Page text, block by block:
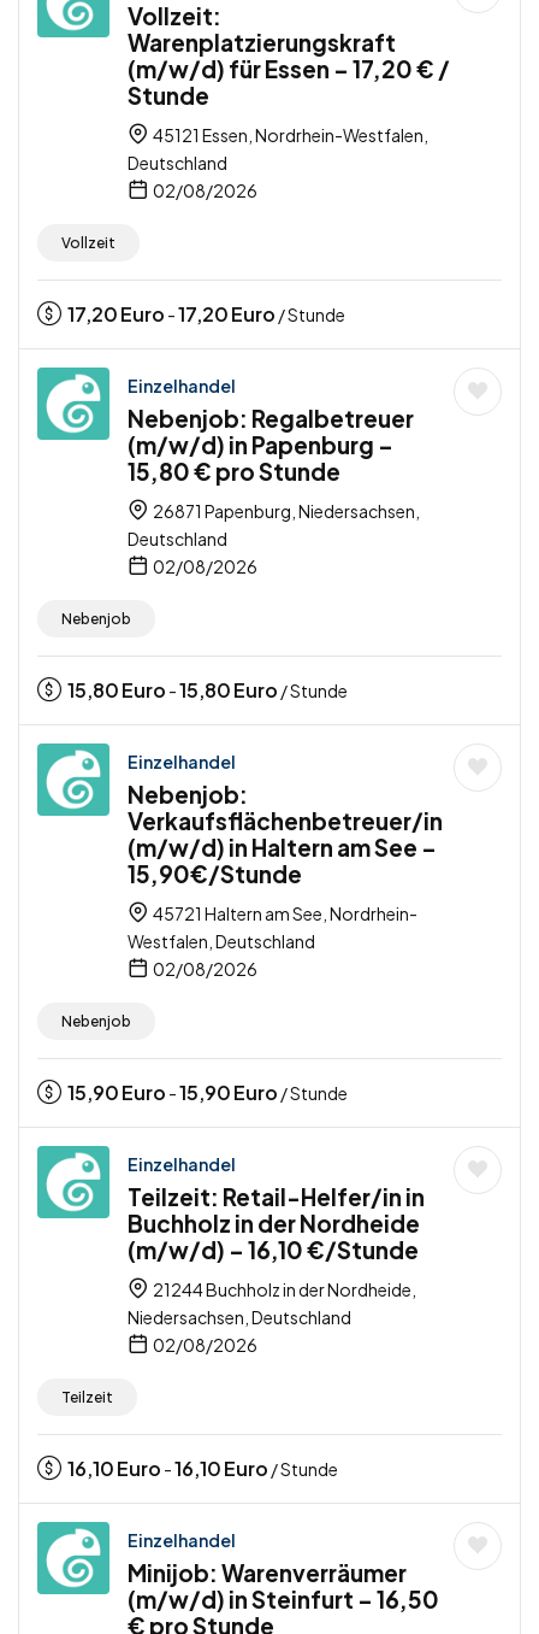
Vollzeit:
Warenplatzierungskraft
(m/w/d) für Essen – 17,20 € /
Stunde
45121 Essen, Nordrhein-Westfalen,
Deutschland
02/08/2026
Vollzeit
17,20Euro -17,20Euro / Stunde
Einzelhandel
Nebenjob: Regalbetreuer
(m/w/d) in Papenburg –
15,80 € pro Stunde
26871 Papenburg, Niedersachsen,
Deutschland
02/08/2026
Nebenjob
15,80Euro -15,80Euro / Stunde
Einzelhandel
Nebenjob:
Verkaufsflächenbetreuer/in
(m/w/d) in Haltern am See –
15,90€/Stunde
45721 Haltern am See, Nordrhein-
Westfalen, Deutschland
02/08/2026
Nebenjob
15,90Euro -15,90Euro / Stunde
Einzelhandel
Teilzeit: Retail-Helfer/in in
Buchholz in der Nordheide
(m/w/d) – 16,10 €/Stunde
21244 Buchholz in der Nordheide,
Niedersachsen, Deutschland
02/08/2026
Teilzeit
16,10Euro -16,10Euro / Stunde
Einzelhandel
Minijob: Warenverräumer
(m/w/d) in Steinfurt – 16,50
€ pro Stunde